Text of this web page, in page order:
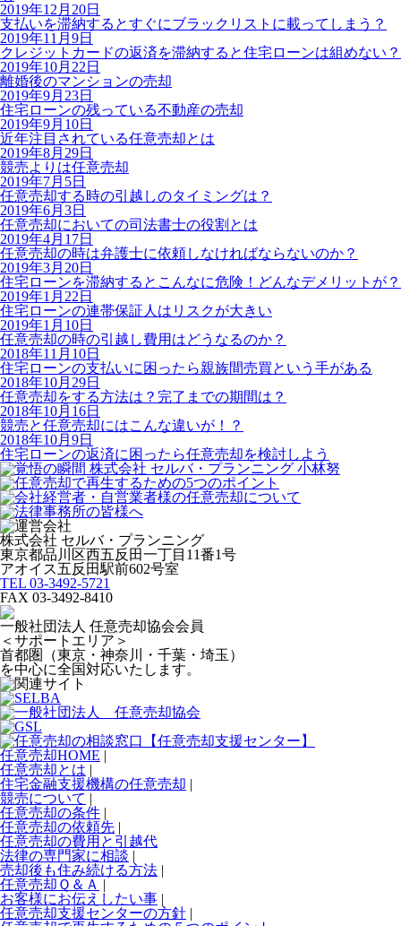
2019年12月20日
支払いを滞納するとすぐにブラックリストに載ってしまう？
2019年11月9日
クレジットカードの返済を滞納すると住宅ローンは組めない？
2019年10月22日
離婚後のマンションの売却
2019年9月23日
住宅ローンの残っている不動産の売却
2019年9月10日
近年注目されている任意売却とは
2019年8月29日
競売よりは任意売却
2019年7月5日
任意売却する時の引越しのタイミングは？
2019年6月3日
任意売却においての司法書士の役割とは
2019年4月17日
任意売却の時は弁護士に依頼しなければならないのか？
2019年3月20日
住宅ローンを滞納するとこんなに危険！どんなデメリットが？
2019年1月22日
住宅ローンの連帯保証人はリスクが大きい
2019年1月10日
任意売却の時の引越し費用はどうなるのか？
2018年11月10日
住宅ローンの支払いに困ったら親族間売買という手がある
2018年10月29日
任意売却をする方法は？完了までの期間は？
2018年10月16日
競売と任意売却にはこんな違いが！？
2018年10月9日
住宅ローンの返済に困ったら任意売却を検討しよう
株式会社 セルバ・プランニング
東京都品川区西五反田一丁目11番1号
アオイス五反田駅前602号室
TEL 03-3492-5721
FAX 03-3492-8410
一般社団法人 任意売却協会会員
＜サポートエリア＞
首都圏（東京・神奈川・千葉・埼玉）
を中心に全国対応いたします。
任意売却HOME |
任意売却とは |
住宅金融支援機構の任意売却 |
競売について |
任意売却の条件 |
任意売却の依頼先 |
任意売却の費用と引越代
法律の専門家に相談 |
売却後も住み続ける方法 |
任意売却Ｑ＆Ａ |
お客様にお伝えしたい事 |
任意売却支援センターの方針 |